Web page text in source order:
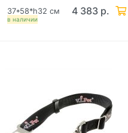
в наличии
37*58*h32 см 4 383 р.